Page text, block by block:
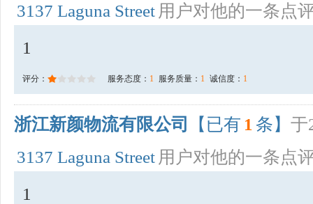
3137 Laguna Street 用户对他的一条点
1
评分： 服务态度： 1 服务质量： 1 诚信度： 1
浙江新颜物流有限公司 【已有 1 条】 于
3137 Laguna Street 用户对他的一条点
1